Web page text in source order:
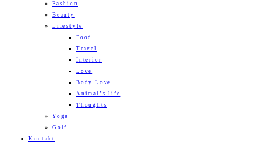
Fashion
Beauty
Lifestyle
Food
Travel
Interior
Love
Body Love
Animal’s life
Thoughts
Yoga
Golf
Kontakt